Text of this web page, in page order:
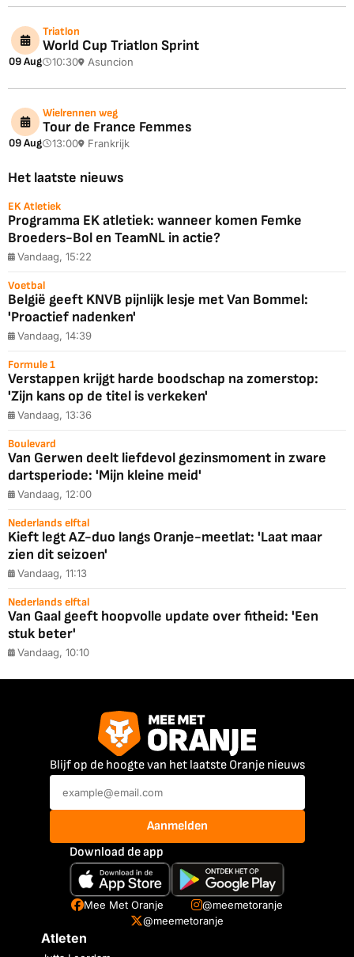
09 Aug
Triatlon
World Cup Triatlon Sprint
10:30 Asuncion
09 Aug
Wielrennen weg
Tour de France Femmes
13:00 Frankrijk
Het laatste nieuws
EK Atletiek
Programma EK atletiek: wanneer komen Femke
Broeders-Bol en TeamNL in actie?
Vandaag, 15:22
Voetbal
België geeft KNVB pijnlijk lesje met Van Bommel:
'Proactief nadenken'
Vandaag, 14:39
Formule 1
Verstappen krijgt harde boodschap na zomerstop:
'Zijn kans op de titel is verkeken'
Vandaag, 13:36
Boulevard
Van Gerwen deelt liefdevol gezinsmoment in zware
dartsperiode: 'Mijn kleine meid'
Vandaag, 12:00
Nederlands elftal
Kieft legt AZ-duo langs Oranje-meetlat: 'Laat maar
zien dit seizoen'
Vandaag, 11:13
Nederlands elftal
Van Gaal geeft hoopvolle update over fitheid: 'Een
stuk beter'
Vandaag, 10:10
Blijf op de hoogte van het laatste Oranje nieuws
Aanmelden
Download de app
Mee Met Oranje
@meemetoranje
@meemetoranje
Atleten